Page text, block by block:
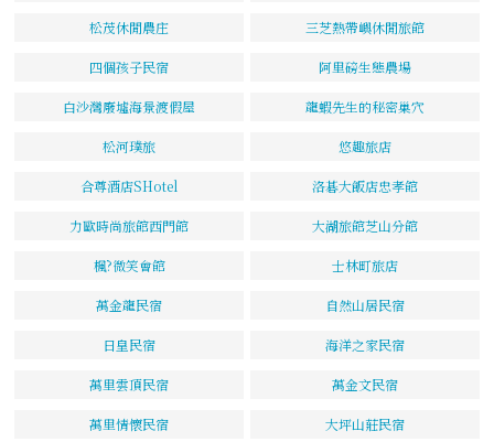
松茂休閒農庄 三芝熱帶嶼休閒旅館
四個孩子民宿 阿里磅生態農場
白沙灣廢墟海景渡假屋 龍蝦先生的秘密巢穴
松河璞旅 悠趣旅店
合尊酒店SHotel 洛碁大飯店忠孝館
力歐時尚旅館西門館 大湖旅館芝山分館
楓?微笑會館 士林町旅店
萬金龍民宿 自然山居民宿
日皇民宿 海洋之家民宿
萬里雲頂民宿 萬金文民宿
萬里情懷民宿 大坪山莊民宿